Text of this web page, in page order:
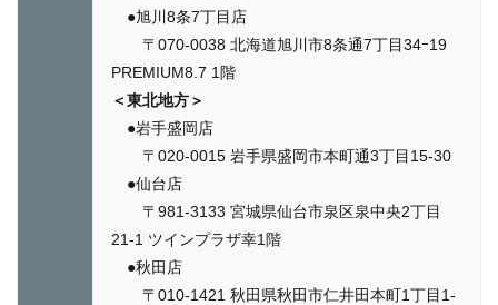
●旭川8条7丁目店
〒070-0038 北海道旭川市8条通7丁目34ｰ19
PREMIUM8.7 1階
＜東北地方＞
●岩手盛岡店
〒020-0015 岩手県盛岡市本町通3丁目15-30
●仙台店
〒981-3133 宮城県仙台市泉区泉中央2丁目
21-1 ツインプラザ幸1階
●秋田店
〒010-1421 秋田県秋田市仁井田本町1丁目1-